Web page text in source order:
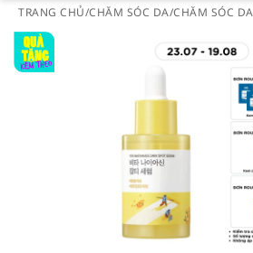
TRANG CHỦ/CHĂM SÓC DA/CHĂM SÓC